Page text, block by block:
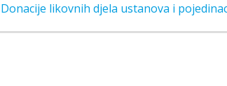
Donacije likovnih djela ustanova i